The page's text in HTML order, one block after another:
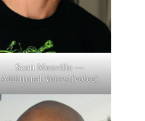
Scott Menville —
Additional Voices (voice)